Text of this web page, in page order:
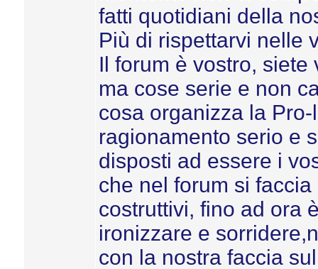
fatti quotidiani della
Più di rispettarvi nelle
Il forum è vostro,
ma cose serie e non
cosa organizza la
ragionamento serio e
disposti ad essere i
che nel forum si
costruttivi, fino ad ora
ironizzare e
con la nostra faccia